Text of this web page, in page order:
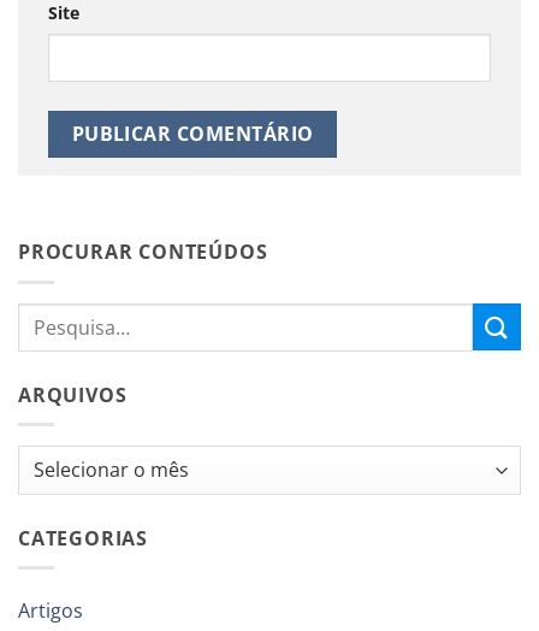
Site
PROCURAR CONTEÚDOS
ARQUIVOS
Arquivos
CATEGORIAS
Artigos